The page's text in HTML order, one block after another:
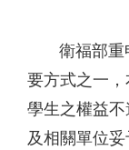
衛福部重申
要方式之一
學生之權益
及相關單位妥